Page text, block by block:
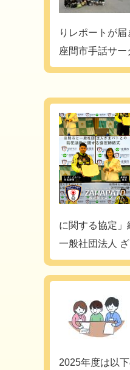
りレポートが届
座間市手話サー
に関する協定」
一般社団法人 ざ
2025年度は以